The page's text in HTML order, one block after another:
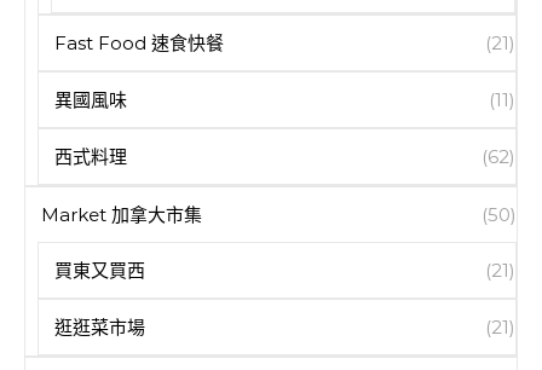
Fast Food 速食快餐 (21)
異國風味 (11)
西式料理 (62)
Market 加拿大市集 (50)
買東又買西 (21)
逛逛菜市場 (21)